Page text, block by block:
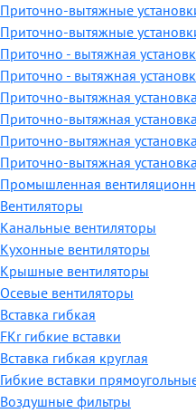
Приточно-вытяжные
Приточно-вытяжные
Приточно - вытяжная
Приточно - вытяжная
Приточно-вытяжная
Приточно-вытяжная
Приточно-вытяжная
Приточно-вытяжная
Промышленная
Вентиляторы
Канальные вентиляторы
Кухонные вентиляторы
Крышные вентиляторы
Осевые вентиляторы
Вставка гибкая
FKr гибкие вставки
Вставка гибкая круглая
Гибкие вставки
Воздушные фильтры